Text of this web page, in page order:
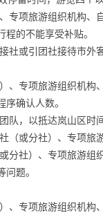
专项旅游组织机构
的不能享受补贴。
社或引团社接待市
、专项旅游组织机
确认人数。
队，以抵达岚山区时
（或分社）、专项
分社）、专项旅游
题。
、专项旅游组织机